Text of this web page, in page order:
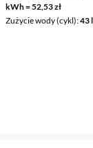
kWh = 52,53 zł
Zużycie wody (cykl) 43